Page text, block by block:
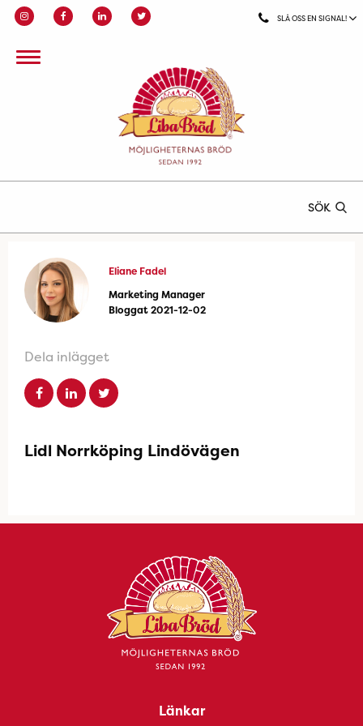
SLÅ OSS EN SIGNAL!
SÖK
Eliane Fadel
Marketing Manager
Bloggat 2021-12-02
Dela inlägget
Lidl Norrköping Lindövägen
Länkar